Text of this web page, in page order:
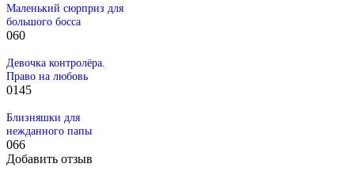
Маленький сюрприз для
большого босса
060
Девочка контролёра.
Право на любовь
0145
Близняшки для
нежданного папы
066
Добавить отзыв